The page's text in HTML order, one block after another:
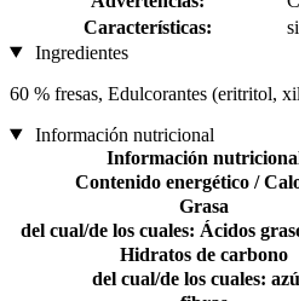
Características:
Ingredientes
60 % fresas, Edulcorantes (eritritol,
Información nutricional
Información
Contenido energético /
Grasa
del cual/de los cuales: Ácidos
Hidratos de carbono
del cual/de los cuales: